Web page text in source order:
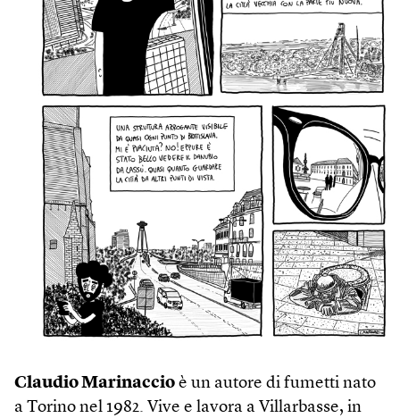
Claudio Marinaccio è un autore di fumetti nato
a Torino nel 1982. Vive e lavora a Villarbasse, in